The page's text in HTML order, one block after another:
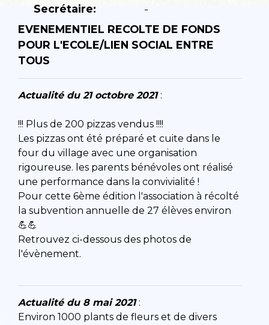
Secrétaire:
-
EVENEMENTIEL RECOLTE DE FONDS
POUR L'ECOLE/LIEN SOCIAL ENTRE
TOUS
Actualité du 21 octobre 2021 :
!!! Plus de 200 pizzas vendus !!!!
Les pizzas ont été préparé et cuite dans le
four du village avec une organisation
rigoureuse. les parents bénévoles ont réalisé
une performance dans la convivialité !
Pour cette 6ème édition l'association à récolté
la subvention annuelle de 27 élèves environ
💪💪
Retrouvez ci-dessous des photos de
l'évènement.
Actualité du 8 mai 2021 :
Environ 1000 plants de fleurs et de divers